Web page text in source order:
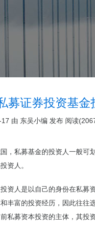
募证券投资基金
由 东吴小编 发布 阅读
，私募基金的投资人一般可
资人。
资人是以自己的身份在私募
丰富的投资经历，因此往往
私募资本投资的主体，其投